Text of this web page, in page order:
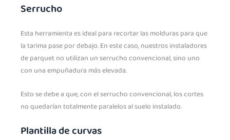
Serrucho
Esta herramienta es ideal para recortar las molduras para que
la tarima pase por debajo. En este caso, nuestros instaladores
de parquet no utilizan un serrucho convencional, sino uno
con una empuñadura más elevada.
Esto se debe a que, con el serrucho convencional, los cortes
no quedarían totalmente paralelos al suelo instalado.
Plantilla de curvas